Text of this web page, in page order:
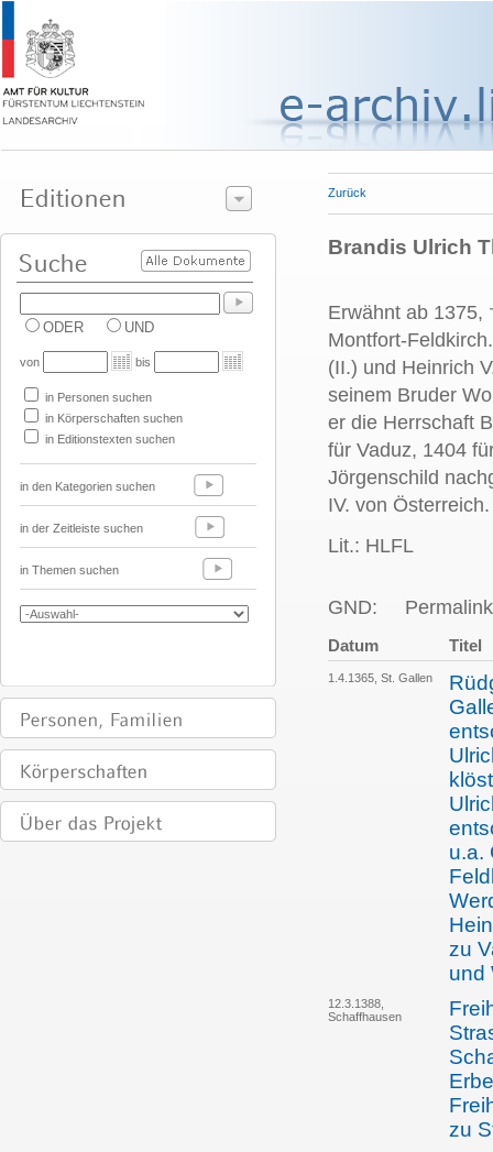
ODER UND
von bis
in Personen suchen
in Körperschaften suchen
in Editionstexten suchen
in den Kategorien suchen
in der Zeitleiste suchen
in Themen suchen
Zurück
Brandis Ulrich
Erwähnt ab 1375,
Montfort-
(II.) und Heinrich
seinem Bruder
er die Herrschaft
für Vaduz, 1404
Jörgenschild
IV. von
Lit.: HLFL
GND:
Datum Titel
1.4.1365, St. Gallen
u.a.
zu
und
12.3.1388,
Schaffhausen
zu